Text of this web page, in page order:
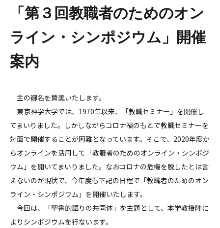
「第３回教職者のためのオン
ライン・シンポジウム」開催
案内
主の御名を賛美いたします。
東京神学大学では、1970年以来、「教職セミナー」を開催し
てまいりました。しかしながらコロナ禍のもとで教職セミナーを
対面で開催することが困難となっています。そこで、2020年度か
らオンラインを活用して「教職者のためのオンライン・シンポジ
ウム」を開いてまいりました。なおコロナの危機を脱したとは言
えないのが現状で、今年度も下記の日程で「教職者のためのオン
ライン・シンポジウム」を開催いたします。
今回は、「聖書的語りの共同体」を主題として、本学教授陣に
よりシンポジウムを行ないます。